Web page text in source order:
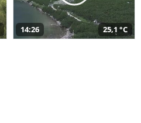
14:26 25,1 °C